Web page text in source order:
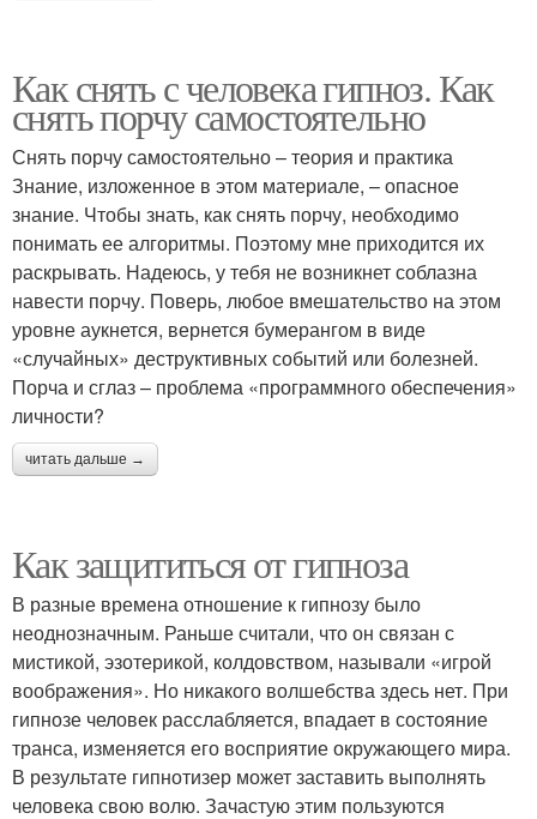
Как снять с человека гипноз. Как
снять порчу самостоятельно
Снять порчу самостоятельно – теория и практика
Знание, изложенное в этом материале, – опасное
знание. Чтобы знать, как снять порчу, необходимо
понимать ее алгоритмы. Поэтому мне приходится их
раскрывать. Надеюсь, у тебя не возникнет соблазна
навести порчу. Поверь, любое вмешательство на этом
уровне аукнется, вернется бумерангом в виде
«случайных» деструктивных событий или болезней.
Порча и сглаз – проблема «программного обеспечения»
личности?
читать дальше →
Как защититься от гипноза
В разные времена отношение к гипнозу было
неоднозначным. Раньше считали, что он связан с
мистикой, эзотерикой, колдовством, называли «игрой
воображения». Но никакого волшебства здесь нет. При
гипнозе человек расслабляется, впадает в состояние
транса, изменяется его восприятие окружающего мира.
В результате гипнотизер может заставить выполнять
человека свою волю. Зачастую этим пользуются